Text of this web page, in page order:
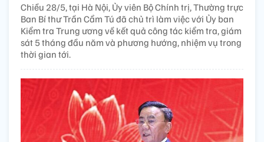
Chiều 28/5, tại Hà Nội, Ủy viên Bộ Chính trị, Thường trực
Ban Bí thư Trần Cẩm Tú đã chủ trì làm việc với Ủy ban
Kiểm tra Trung ương về kết quả công tác kiểm tra, giám
sát 5 tháng đầu năm và phương hướng, nhiệm vụ trong
thời gian tới.